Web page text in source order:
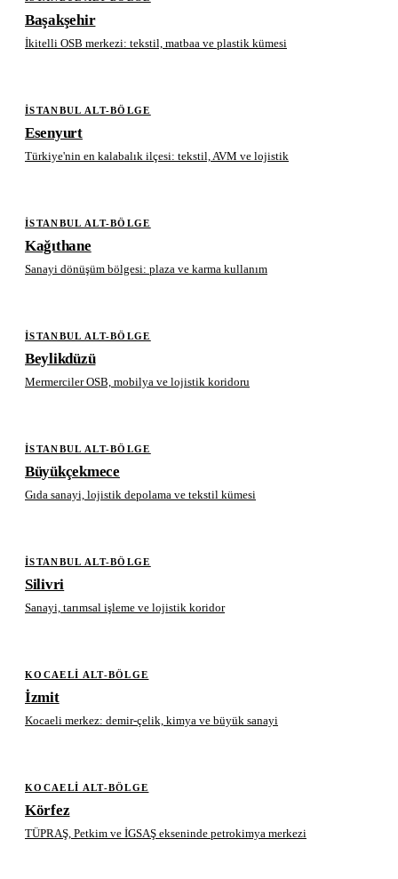
Başakşehir
İkitelli OSB merkezi: tekstil, matbaa ve plastik kümesi
İSTANBUL ALT-BÖLGE
Esenyurt
Türkiye'nin en kalabalık ilçesi: tekstil, AVM ve lojistik
İSTANBUL ALT-BÖLGE
Kağıthane
Sanayi dönüşüm bölgesi: plaza ve karma kullanım
İSTANBUL ALT-BÖLGE
Beylikdüzü
Mermerciler OSB, mobilya ve lojistik koridoru
İSTANBUL ALT-BÖLGE
Büyükçekmece
Gıda sanayi, lojistik depolama ve tekstil kümesi
İSTANBUL ALT-BÖLGE
Silivri
Sanayi, tarımsal işleme ve lojistik koridor
KOCAELI ALT-BÖLGE
İzmit
Kocaeli merkez: demir-çelik, kimya ve büyük sanayi
KOCAELI ALT-BÖLGE
Körfez
TÜPRAŞ, Petkim ve İGSAŞ ekseninde petrokimya merkezi